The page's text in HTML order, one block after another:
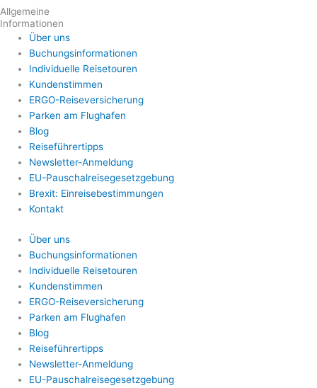
Allgemeine
Informationen
Über uns
Buchungsinformationen
Individuelle Reisetouren
Kundenstimmen
ERGO-Reiseversicherung
Parken am Flughafen
Blog
Reiseführertipps
Newsletter-Anmeldung
EU-Pauschalreisegesetzgebung
Brexit: Einreisebestimmungen
Kontakt
Über uns
Buchungsinformationen
Individuelle Reisetouren
Kundenstimmen
ERGO-Reiseversicherung
Parken am Flughafen
Blog
Reiseführertipps
Newsletter-Anmeldung
EU-Pauschalreisegesetzgebung